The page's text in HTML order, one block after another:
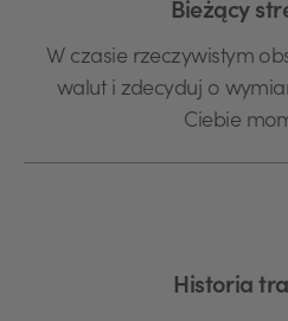
Bieżący
W czasie rzeczywistym
walut i zdecyduj o
Ciebie
Historia